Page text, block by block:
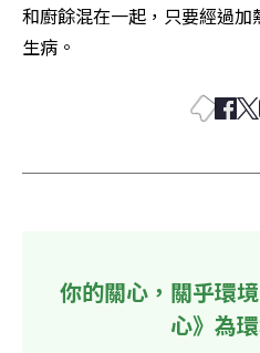
和廚餘混在一起，只要經過
生病。
你的關心，關乎環
心》為